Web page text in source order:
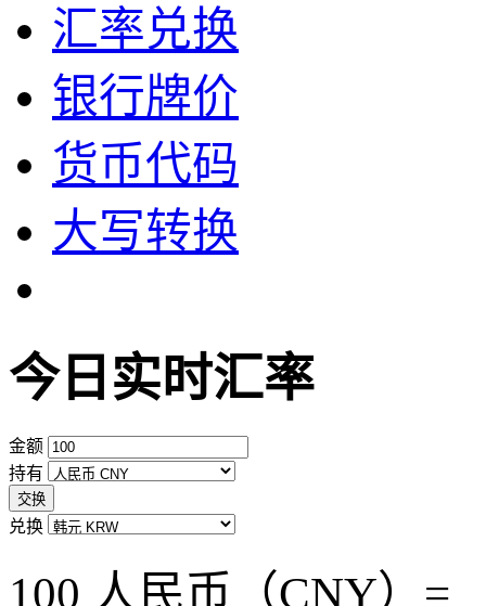
汇率兑换
银行牌价
货币代码
大写转换
今日实时汇率
金额
持有
交换
兑换
100 人民币（CNY）=